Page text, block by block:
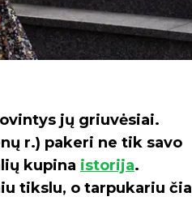
jų griuvėsiai.
r.) pakeri ne tik savo
kupina istorija.
tikslu, o tarpukariu čia